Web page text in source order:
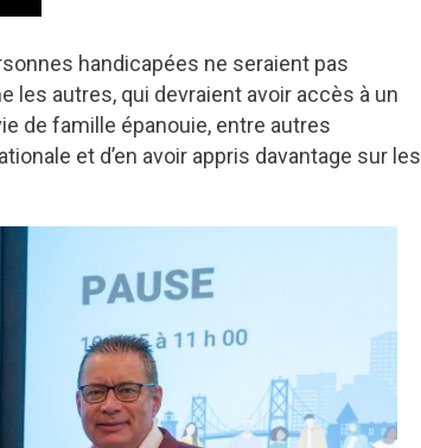
handicapées ne seraient pas
autres, qui devraient avoir accès à un
de famille épanouie, entre autres
et d’en avoir appris davantage sur les